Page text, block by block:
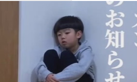
ニュース
クイズ
地域
教育・育児